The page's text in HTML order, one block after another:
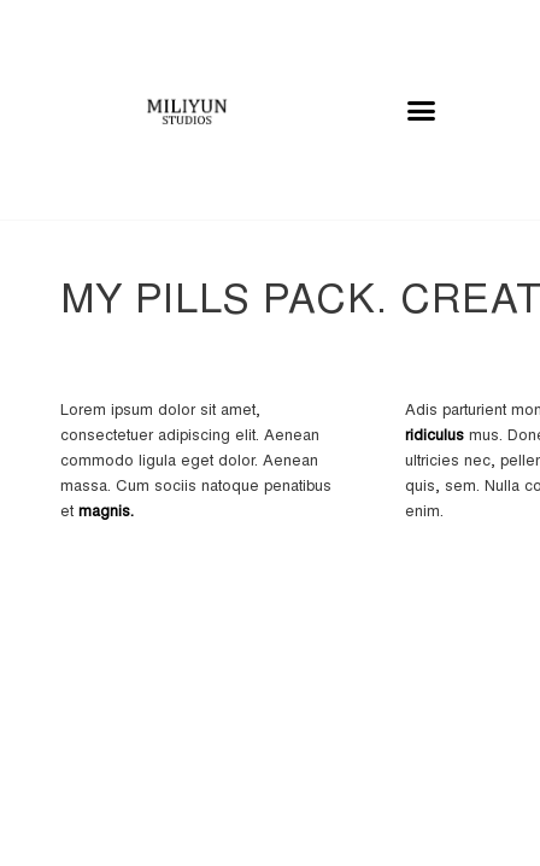
MY PILLS PACK.
Lorem ipsum dolor sit amet,
consectetuer adipiscing elit. Aenean
commodo ligula eget dolor. Aenean
massa. Cum sociis natoque penatibus
et magnis.
Adis parturient
ridiculus mus.
ultricies nec,
quis, sem. Nulla
enim.